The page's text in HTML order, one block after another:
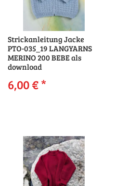
Strickanleitung Jacke
PTO-035_19 LANGYARNS
MERINO 200 BEBE als
download
6,00 €*